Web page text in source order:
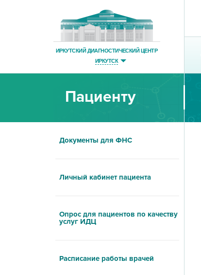
ИРКУТСКИЙ ДИАГНОСТИЧЕСКИЙ ЦЕНТР
ИРКУТСК
Пациенту
Документы для ФНС
Личный кабинет пациента
Опрос для пациентов по качеству
услуг ИДЦ
Расписание работы врачей